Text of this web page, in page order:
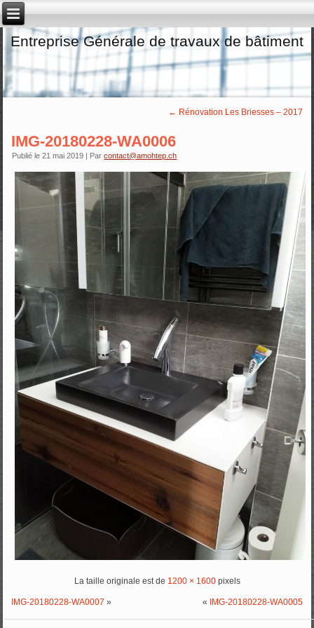
Entreprise Générale de travaux de bâtiment
← Rénovation Les Briesses – 2017
IMG-20180228-WA0006
Publié le 21 mai 2019 | Par contact@amohtep.ch
La taille originale est de 1200 × 1600pixels
IMG-20180228-WA0007 » « IMG-20180228-WA0005